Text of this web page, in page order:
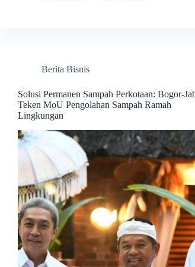
Berita Bisnis
Solusi Permanen Sampah Perkotaan: Bogor-
Teken MoU Pengolahan Sampah Ramah
Lingkungan